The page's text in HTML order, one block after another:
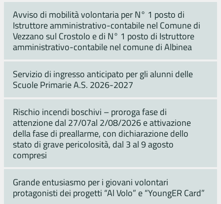
Avviso di mobilità volontaria per N° 1 posto di
Istruttore amministrativo-contabile nel Comune di
Vezzano sul Crostolo e di N° 1 posto di Istruttore
amministrativo-contabile nel comune di Albinea
Servizio di ingresso anticipato per gli alunni delle
Scuole Primarie A.S. 2026-2027
Rischio incendi boschivi – proroga fase di
attenzione dal 27/07al 2/08/2026 e attivazione
della fase di preallarme, con dichiarazione dello
stato di grave pericolosità, dal 3 al 9 agosto
compresi
Grande entusiasmo per i giovani volontari
protagonisti dei progetti “Al Volo” e “YoungER Card”